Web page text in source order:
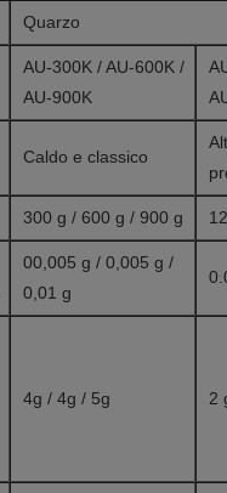
Quarzo
AU-300K / AU-600K /
AU-900K
Caldo e classico
300 g / 600 g / 900 g
00,005 g / 0,005 g /
0,01 g
4g / 4g / 5g 2